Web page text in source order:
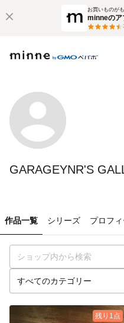
お買いものが
minneのア
GARAGEYNR'S
作品一覧 シリーズ プロフ
残り1点